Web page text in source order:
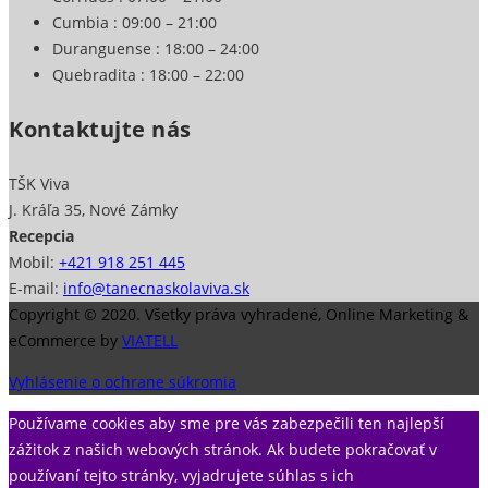
Cumbia : 09:00 – 21:00
Duranguense : 18:00 – 24:00
Quebradita : 18:00 – 22:00
Kontaktujte nás
TŠK Viva
J. Kráľa 35, Nové Zámky
Recepcia
Mobil: +421 918 251 445
E-mail: info@tanecnaskolaviva.sk
Copyright © 2020. Všetky práva vyhradené, Online Marketing &
eCommerce by VIATELL
Vyhlásenie o ochrane súkromia
Používame cookies aby sme pre vás zabezpečili ten najlepší
zážitok z našich webových stránok. Ak budete pokračovať v
používaní tejto stránky, vyjadrujete súhlas s ich